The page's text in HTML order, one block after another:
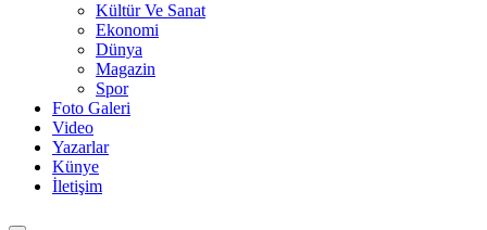
Kültür Ve Sanat
Ekonomi
Dünya
Magazin
Spor
Foto Galeri
Video
Yazarlar
Künye
İletişim